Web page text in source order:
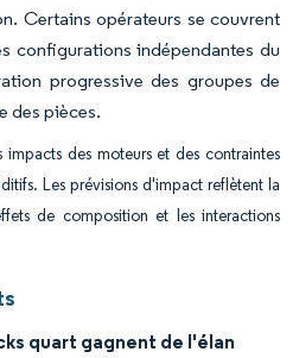
Certains opérateurs se couvrent
configurations indépendantes du
progressive des groupes de
des pièces.
impacts des moteurs et des contraintes
Les prévisions d'impact reflètent la
de composition et les interactions
quart gagnent de l'élan